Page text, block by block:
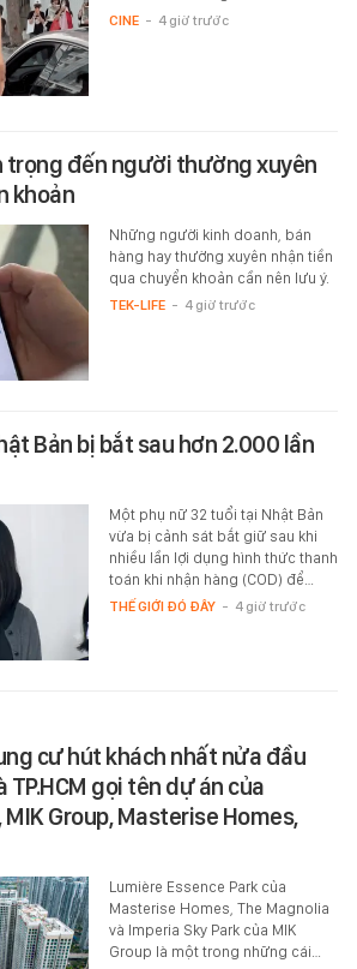
CINE - 4 giờ trước
trọng đến người thường xuyên
khoản
Những người kinh doanh, bán
hàng hay thường xuyên nhận tiền
qua chuyển khoản cần nên lưu ý.
TEK-LIFE - 4 giờ trước
Bản bị bắt sau hơn 2.000 lần
Một phụ nữ 32 tuổi tại Nhật Bản
vừa bị cảnh sát bắt giữ sau khi
nhiều lần lợi dụng hình thức thanh
toán khi nhận hàng (COD) để…
THẾ GIỚI ĐÓ ĐÂY - 4 giờ trước
cư hút khách nhất nửa đầu
TP.HCM gọi tên dự án của
Group, Masterise Homes,
Lumière Essence Park của
Masterise Homes, The Magnolia
và Imperia Sky Park của MIK
Group là một trong những cái…